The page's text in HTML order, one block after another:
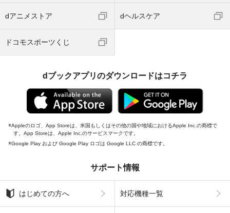
dアニメストア dヘルスケア
ドコモスポーツくじ
dブックアプリのダウンロードはコチラ
Appleのロゴ、App Storeは、米国もしくはその他の国や地域におけるApple Inc.の商標で
す。App Storeは、Apple Inc.のサービスマークです。
Google Play および Google Play ロゴは Google LLC の商標です。
サポート情報
はじめての方へ 対応機種一覧